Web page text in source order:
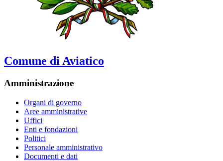
Comune di Aviatico
Amministrazione
Organi di governo
Aree amministrative
Uffici
Enti e fondazioni
Politici
Personale amministrativo
Documenti e dati